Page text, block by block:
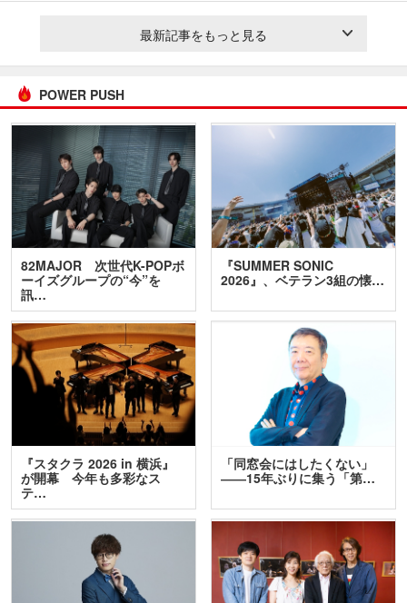
最新記事をもっと見る
POWER PUSH
82MAJOR 次世代K-POPボ
ーイズグループの“今”を
訊…
『SUMMER SONIC
2026』、ベテラン3組の懐…
『スタクラ 2026 in 横浜』
が開幕 今年も多彩なス
テ…
「同窓会にはしたくない」
――15年ぶりに集う「第…